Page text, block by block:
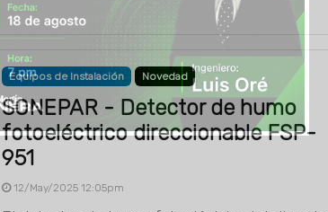
Equipos de Instalación Novedad
SONEPAR - Detector de humo
fotoeléctrico direccionable FSP-
951
12/May/2025 12:05pm